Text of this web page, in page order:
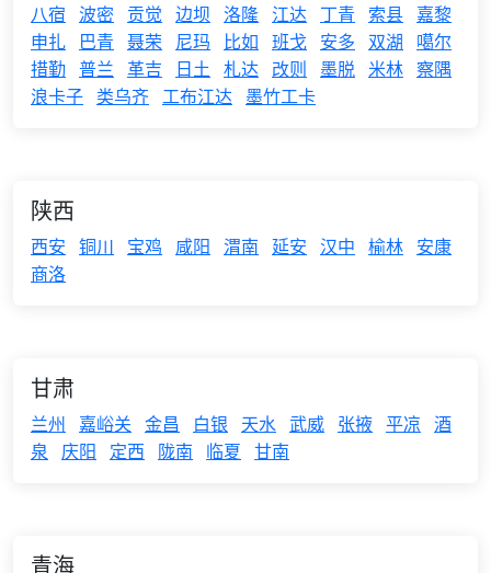
八宿 波密 贡觉 边坝 洛隆 江达 丁青 索县 嘉黎
申扎
巴青 聂荣 尼玛 比如 班戈 安多 双湖
噶尔
措勤 普兰 革吉 日土 札达 改则 墨脱 米林 察隅
浪卡子 类乌齐 工布江达 墨竹工卡
陕西
西安 铜川 宝鸡 咸阳 渭南 延安 汉中 榆林 安康
商洛
甘肃
兰州 嘉峪关 金昌 白银 天水 武威 张掖 平凉 酒
泉
庆阳 定西 陇南 临夏 甘南
青海